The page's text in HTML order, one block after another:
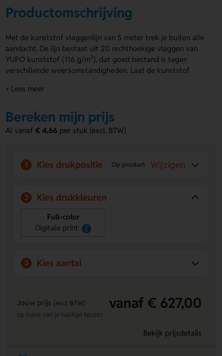
Productomschrijving
Met de kunststof vlaggenlijn van 5 meter trek je buiten alle
aandacht. De lijn bestaat uit 20 rechthoekige vlaggen van
YUPO kunststof (116 g/m²), dat goed bestand is tegen
verschillende weersomstandigheden. Laat de kunststof
zelfs voor elk vlaggetje een ander ontwerp aanleveren.
buiten echt wilt opvallen.
Voordelen van de kunststof vlaggenlijn
voor langdurig buitengebruik.
Dubbelzijdige bedrukking
– Zorg voor maximale
Uniek ontwerp per vlag
extra opvallende communicatie.
+ Lees meer
Bereken mijn prijs
Al vanaf€ 4,66 per stuk (excl. BTW)
1 Kies drukpositie Op product Wijzigen
2 Kies drukkleuren
Full-color
Digitale print
3 Kies aantal
Jouw prijs (excl. BTW) vanaf € 627,00
op basis van je huidige keuzes
Bekijk prijsdetails